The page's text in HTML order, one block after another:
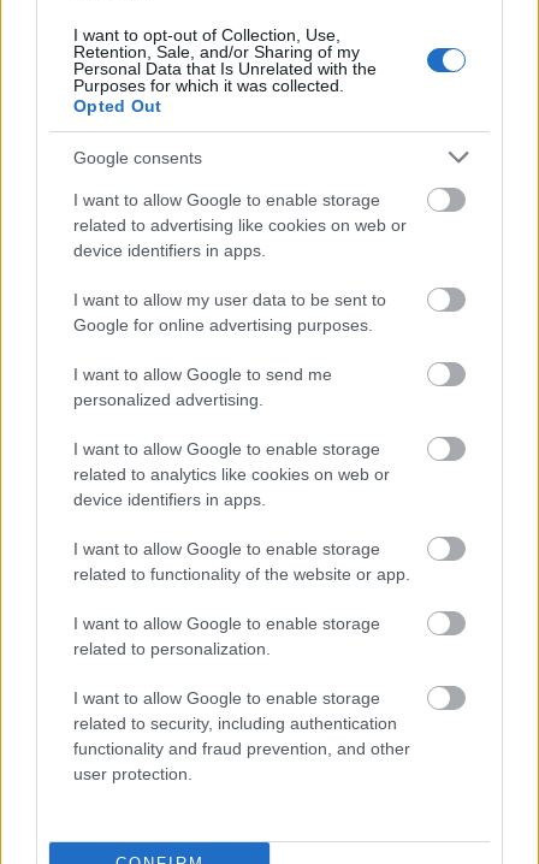
I want to opt-out of Collection, Use,
Retention, Sale, and/or Sharing of my
Personal Data that Is Unrelated with the
Purposes for which it was collected.
Opted Out
Google consents
I want to allow Google to enable storage
related to advertising like cookies on web or
device identifiers in apps.
I want to allow my user data to be sent to
Google for online advertising purposes.
I want to allow Google to send me
personalized advertising.
I want to allow Google to enable storage
related to analytics like cookies on web or
device identifiers in apps.
I want to allow Google to enable storage
related to functionality of the website or app.
I want to allow Google to enable storage
related to personalization.
I want to allow Google to enable storage
related to security, including authentication
functionality and fraud prevention, and other
user protection.
Szólt arról, hogy ugyanakkor az arányosabb bérezés
érdekében a struktúra megváltoztatásra van
szükség. Felidézte: tavaly - a többi budapesti
teátrumhoz hasonlóan - átalakult a színház,
közintézményből kiemelten közhasznú nonprofit kft.-
vé vált. Mint mondta, a megörökölt fizetési struktúra
nem tükrözi azt, ahogy a munka folyik, azon
dolgoznak, hogy anélkül, hogy bárkit valóban
elküldenének, olyan struktúrát találjanak ki,
amelyben arányosabban tudnak azoknak fizetni,
akik többet dolgoznak.
évadnyitó fesztivált emelte ki, amelyen utolsó
alkalommal lépett fel Kemény Henrik, akinek életéről
drámapályázata is sikeresen zajlott, terveik között
szerepel az egyik darab műsorra tűzése is. Kitért
arra, hogy az idén először megrendezett színházak
programjában is részt vettek.
előadásairól, amelyeket a
Művészetek Palotájában játszottak, mint mondta, az
együttműködés az idén is folytatódik. Beszélt arról
is, hogy sokfelé turnéztak osztályterem-színházi és
ifjúsági darabjaikkal, fesztiválokon vettek részt,
díjakat szereztek.
A társulati ülésen
szerepére. A színház elmúlt húsz évét a színpadon